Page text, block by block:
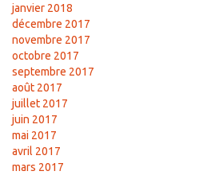
janvier 2018
décembre 2017
novembre 2017
octobre 2017
septembre 2017
août 2017
juillet 2017
juin 2017
mai 2017
avril 2017
mars 2017